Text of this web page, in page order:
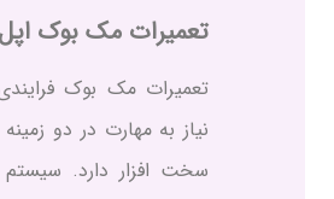
تعمیرات مک بوک اپل
تعمیرات مک بوک
نیاز به مهارت در دو زمینه
سخت افزار دارد.